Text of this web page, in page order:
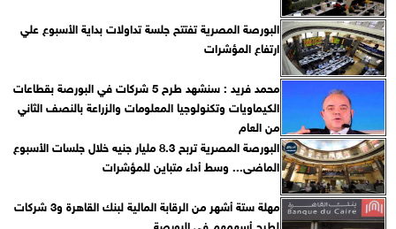
البورصة المصرية تفتتح جلسة تداولات بداية الأسبوع علي
ارتفاع المؤشرات
محمد فريد : سنشهد طرح 5 شركات في البورصة بقطاعات
الكيماويات وتكنولوجيا المعلومات والزراعة بالنصف الثاني
من العام
البورصة المصرية تربح 8.3 مليار جنيه خلال جلسات الأسبوع
الماضى... وسط أداء متباين للمؤشرات
مهلة ستة أشهر من الرقابة المالية لبنك القاهرة و3 شركات